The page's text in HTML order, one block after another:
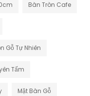
Bàn Tròn Cafe
Gỗ Tự Nhiên
Tấm
Mặt Bàn Gỗ